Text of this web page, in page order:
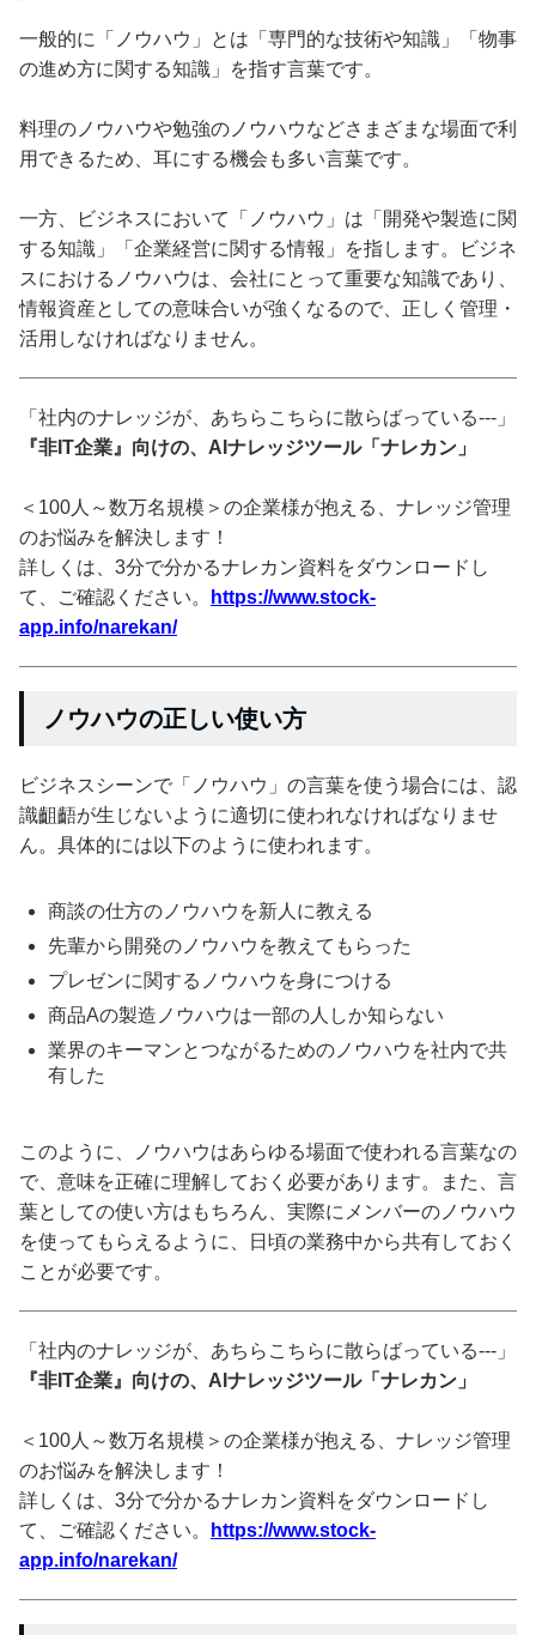
一般的に「ノウハウ」とは「専門的な技術や知識」「物事
の進め方に関する知識」を指す言葉です。
料理のノウハウや勉強のノウハウなどさまざまな場面で利
用できるため、耳にする機会も多い言葉です。
一方、ビジネスにおいて「ノウハウ」は「開発や製造に関
する知識」「企業経営に関する情報」を指します。ビジネ
スにおけるノウハウは、会社にとって重要な知識であり、
情報資産としての意味合いが強くなるので、正しく管理・
活用しなければなりません。
「社内のナレッジが、あちらこちらに散らばっている---」
『非IT企業』向けの、AIナレッジツール「ナレカン」
＜100人～数万名規模＞の企業様が抱える、ナレッジ管理
のお悩みを解決します！
詳しくは、3分で分かるナレカン資料をダウンロードし
て、ご確認ください。
https://www.stock-
app.info/narekan/
ノウハウの正しい使い方
ビジネスシーンで「ノウハウ」の言葉を使う場合には、認
識齟齬が生じないように適切に使われなければなりませ
ん。具体的には以下のように使われます。
商談の仕方のノウハウを新人に教える
先輩から開発のノウハウを教えてもらった
プレゼンに関するノウハウを身につける
商品Aの製造ノウハウは一部の人しか知らない
業界のキーマンとつながるためのノウハウを社内で共
有した
このように、ノウハウはあらゆる場面で使われる言葉なの
で、意味を正確に理解しておく必要があります。また、言
葉としての使い方はもちろん、実際にメンバーのノウハウ
を使ってもらえるように、日頃の業務中から共有しておく
ことが必要です。
「社内のナレッジが、あちらこちらに散らばっている---」
『非IT企業』向けの、AIナレッジツール「ナレカン」
＜100人～数万名規模＞の企業様が抱える、ナレッジ管理
のお悩みを解決します！
詳しくは、3分で分かるナレカン資料をダウンロードし
て、ご確認ください。
https://www.stock-
app.info/narekan/